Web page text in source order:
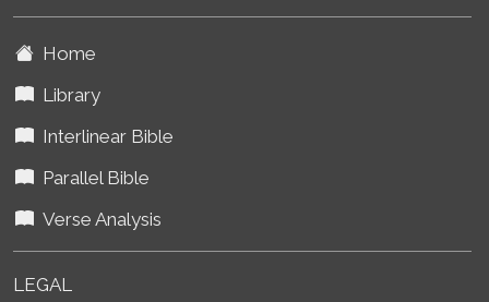
Home
Library
Interlinear Bible
Parallel Bible
Verse Analysis
LEGAL